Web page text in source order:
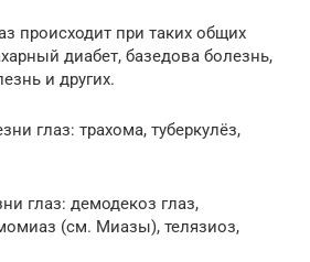
происходит при таких общих
диабет, базедова болезнь,
и других.
глаз: трахома, туберкулёз,
глаз: демодекоз глаз,
(см. Миазы), телязиоз,